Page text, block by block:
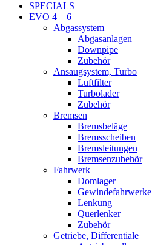
SPECIALS
EVO 4 – 6
Abgassystem
Abgasanlagen
Downpipe
Zubehör
Ansaugsystem, Turbo
Luftfilter
Turbolader
Zubehör
Bremsen
Bremsbeläge
Bremsscheiben
Bremsleitungen
Bremsenzubehör
Fahrwerk
Domlager
Gewindefahrwerke
Lenkung
Querlenker
Zubehör
Getriebe, Differentiale